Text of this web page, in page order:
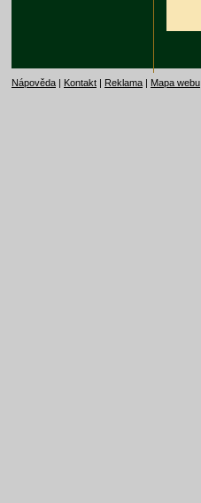
Nápověda | Kontakt | Reklama | Mapa webu